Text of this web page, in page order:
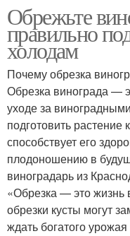
Обрежьте
правильно
холодам
Почему обрезка
Обрезка винограда —
уходе за
подготовить
способствует его
плодоношению в
виноградарь из
«Обрезка — это жизнь
обрезки кусты могут
ждать богатого